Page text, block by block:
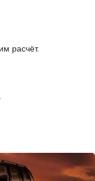
расчёт.